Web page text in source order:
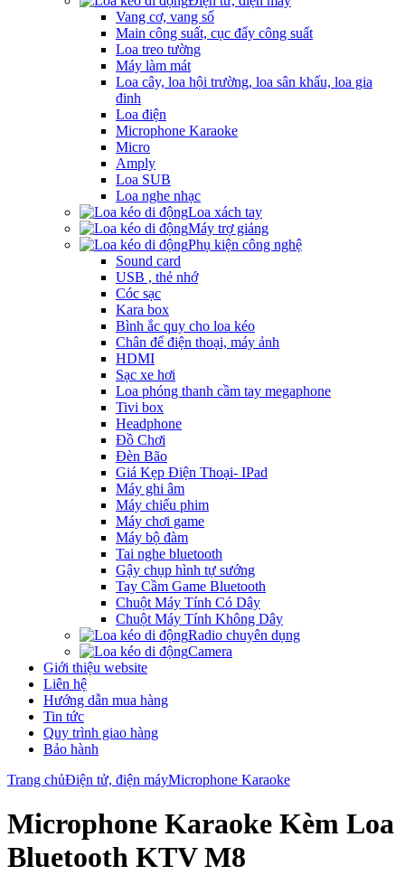
Vang cơ, vang số
Main công suất, cục đẩy công suất
Loa treo tường
Máy làm mát
Loa cây, loa hội trường, loa sân khấu, loa gia
đinh
Loa điện
Microphone Karaoke
Micro
Amply
Loa SUB
Loa nghe nhạc
Loa xách tay
Máy trợ giảng
Phụ kiện công nghệ
Sound card
USB , thẻ nhớ
Cóc sạc
Kara box
Bình ắc quy cho loa kéo
Chân để điện thoại, máy ảnh
HDMI
Sạc xe hơi
Loa phóng thanh cầm tay megaphone
Tivi box
Headphone
Đồ Chơi
Đèn Bão
Giá Kẹp Điện Thoại- IPad
Máy ghi âm
Máy chiếu phim
Máy chơi game
Máy bộ đàm
Tai nghe bluetooth
Gậy chụp hình tự sướng
Tay Cầm Game Bluetooth
Chuột Máy Tính Có Dây
Chuột Máy Tính Không Dây
Radio chuyên dụng
Camera
Giới thiệu website
Liên hệ
Hướng dẫn mua hàng
Tin tức
Quy trình giao hàng
Bảo hành
Trang chủĐiện tử, điện máyMicrophone Karaoke
Microphone Karaoke Kèm Loa
Bluetooth KTV M8